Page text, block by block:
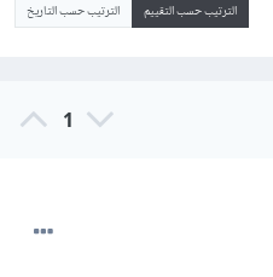
الترتيب حسب التقييم الترتيب حسب التاريخ
1